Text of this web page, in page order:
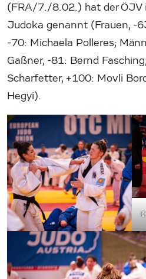
(FRA/7./8.02.) hat der ÖJV
Judoka genannt (Frauen, -
-70: Michaela Polleres;
Gaßner, -81: Bernd
Scharfetter, +100: Movli
Hegyi).
©